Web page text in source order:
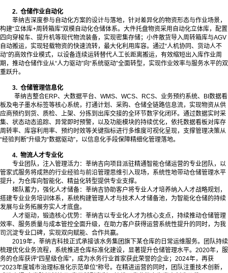
2. 仓储作业自动化
莘纳吉深度参与自动化方案的设计与落地，针对差异化的物资形态与作业场景，
构建“立体库+周转箱库”双模自动化仓储体系。大件托盘物资采用自动化立体库，配置
四向穿梭车、提升机等现代物流装备，实现密集存储；小件散货导入周转箱库与AGV
自动搬运，实现轻载物资的快速流转，最大化利用库容。通过“人机协同、货动人不
动”的高效作业模式，以设备连续运转替代人工长距离搬运，有效缩短出入库作业周
期，推动仓储作业从“人力驱动”向“系统驱动”全面转型，实现作业效率与服务水平的双
重跃升。
3. 仓储管理信息化
莘纳吉整合ERP、大数据平台、WMS、WCS、RCS、业务预约系统、BI数据看
板及电子墨水标签等核心系统，打通计划、采购、仓储全链路信息流，实现物资从供
应商预约到货、质检、上架、分拣到出库交接的全环节数字化闭环。通过数据实时采
集、状态动态追踪、异常即时预警，以及功能模块的持续优化，依托数据看板对库存
周转率、库容利用率、预约时效等关键指标进行多维度可视化呈现，支撑管理决策从
“经验判断”升级为“数据驱动”，以信息化手段保障精细化管理落地。
4. 物流人才专业化
专业团队，注入管理活力：莘纳吉向项目派驻精通智能仓储运营的专业团队，以
管家式服务将成熟的行业经验与前沿管理思维引入现场，系统性地带动仓储管理水平
提升，为仓库向智能化、精益化转型提供专业支撑。
梯队蓄力，强化人才储备：莘纳吉协助客户将专业人才培养纳入人才战略规划，
搭建专业业务培训体系，系统构建管理人才与技术人才储备池，为智能化仓储的持续
发展与业务拓展夯实人才底盘。
人才驱动，锻造核心优势：莘纳吉以专业化人才为核心支点，持续推动仓储管理
效率、服务质量与成本管控全面升级，在助力客户获得运营系统性提升的同时，为我
司沉淀专业口碑，实现双向赋能、合作共赢。
2019年，莘纳吉科技正式承接该水务集团旗下某仓库的日常运维服务。团队持续
梳理优化业务流程，系统推进仓库标准化建设，显著提升仓储管理水平。2020年，服
务的仓库获评“四星级仓库”，成为水务行业首家获此荣誉的企业；2024年，再获
“2023年度城市治理标准化示范单位”称号。在精进运营的同时，团队注重技术创新，